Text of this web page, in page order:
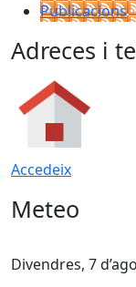
Publicacions
Adreces i
Accedeix
Meteo
Divendres, 7